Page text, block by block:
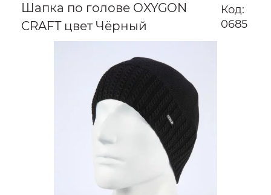
Шапка по голове OXYGON
CRAFT цвет Чёрный
Код:
0685